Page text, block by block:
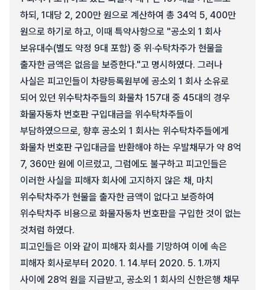
하되, 1대당 2, 200만 원으로 계산하여 총 34억 5, 400만
원으로 하기로 하고, 이때 특약사항으로 "공소외 1 회사
보유대수(별도 약정 9대 포함) 중 위·수탁차주가 현물을
출자한 금액은 없음을 보증한다."고 명시하였다. 그러나
사실은 피고인들이 차량등록원부에 공소외 1 회사 소유로
되어 있던 위수탁차주들의 화물차 157대 중 45대의 경우
화물자동차 번호판 구입대금을 위수탁차주들이
부담하였으므로, 향후 공소외 1 회사는 위수탁차주들에게
화물차 번호판 구입대금을 반환해야 하는 우발채무가 약 8억
7, 360만 원에 이르렀고, 그럼에도 불구하고 피고인들은
이러한 사실을 피해자 회사에 고지하지 않은 채, 마치
위수탁차주가 현물을 출자한 금액이 없다고 보증하여
위수탁차주 비용으로 화물자동차 번호판을 구입한 것이 없는
것처럼 하였다.
피고인들은 이와 같이 피해자 회사를 기망하여 이에 속은
피해자 회사로부터 2020. 1. 14.부터 2020. 5. 1.까지
사이에 28억 원을 지급받고, 공소외 1 회사의 신한은행 채무